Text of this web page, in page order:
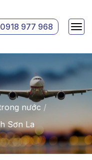
0918 977 968
nước
Sơn La